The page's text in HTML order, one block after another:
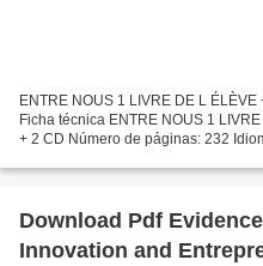
ENTRE NOUS 1 LIVRE DE L
Ficha técnica ENTRE NOUS 1
+ 2 CD Número de páginas: 232
Download Pdf
Innovation and